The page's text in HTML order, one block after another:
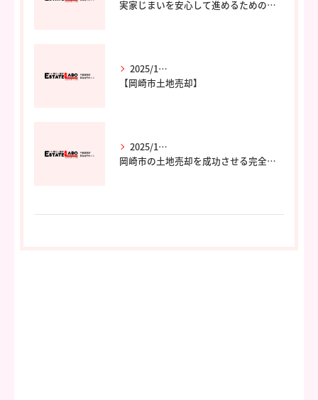
実家じまいを安心して進めるためのポイントと専門家の選び方
2025/12/02
【岡崎市土地売却】
2025/12/02
岡崎市の土地売却を成功させる完全ガイド｜エステート・ラボ